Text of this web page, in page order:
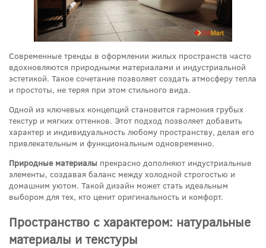
Современные тренды в оформлении жилых пространств часто
вдохновляются природными материалами и индустриальной
эстетикой. Такое сочетание позволяет создать атмосферу тепла
и простоты, не теряя при этом стильного вида.
Одной из ключевых концепций становится гармония грубых
текстур и мягких оттенков. Этот подход позволяет добавить
характер и индивидуальность любому пространству, делая его
привлекательным и функциональным одновременно.
Природные материалы прекрасно дополняют индустриальные
элементы, создавая баланс между холодной строгостью и
домашним уютом. Такой дизайн может стать идеальным
выбором для тех, кто ценит оригинальность и комфорт.
Пространство с характером: натуральные
материалы и текстуры